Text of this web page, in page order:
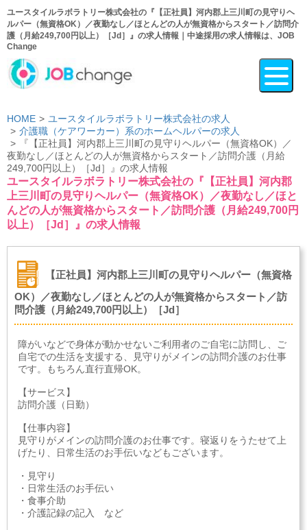
ユースタイルラボラトリー株式会社の『【正社員】河内郡上三川町の見守りヘ
ルパー（無資格OK）／夜勤なし／ほとんどの人が無資格からスタート／訪問介
護（月給249,700円以上）［Jd］』の求人情報｜中途採用の求人情報は、JOB
Change
HOME
ユースタイルラボラトリー株式会社の求人
介護職（ケアワーカー）系のホームヘルパーの求人
『【正社員】河内郡上三川町の見守りヘルパー（無資格OK）／
夜勤なし／ほとんどの人が無資格からスタート／訪問介護（月給
249,700円以上）［Jd］』の求人情報
ユースタイルラボラトリー株式会社の『【正社員】河内郡
上三川町の見守りヘルパー（無資格OK）／夜勤なし／ほと
んどの人が無資格からスタート／訪問介護（月給249,700円
以上）［Jd］』の求人情報
【正社員】河内郡上三川町の見守りヘルパー（無資格
OK）／夜勤なし／ほとんどの人が無資格からスタート／訪
問介護（月給249,700円以上）［Jd］
障がいなどで身体が動かせないご利用者のご自宅に訪問し、ご
自宅での生活を支援する、見守りがメインの訪問介護のお仕事
です。もちろん直行直帰OK。
【サービス】
訪問介護（日勤）
【仕事内容】
見守りがメインの訪問介護のお仕事です。寝返りをうたせて上
げたり、日常生活のお手伝いなどもございます。
・見守り
・日常生活のお手伝い
・食事介助
・介護記録の記入 など